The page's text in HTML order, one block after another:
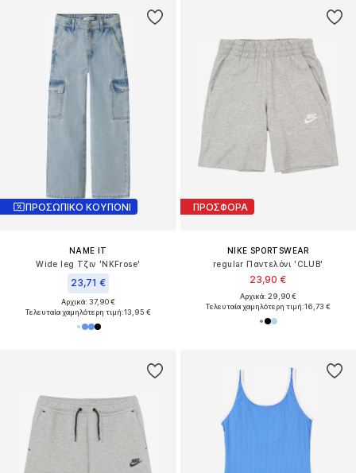
ΠΡΟΣΩΠΙΚΟ ΚΟΥΠΟΝΙ
NAME IT
Wide leg Τζιν 'NKFrose'
23,71 €
Αρχικά: 37,90 €
Τελευταία χαμηλότερη τιμή:13,95 €
ΠΡΟΣΦΟΡΑ
NIKE SPORTSWEAR
regular Παντελόνι 'CLUB'
23,90 €
Αρχικά: 29,90 €
Τελευταία χαμηλότερη τιμή:16,73 €